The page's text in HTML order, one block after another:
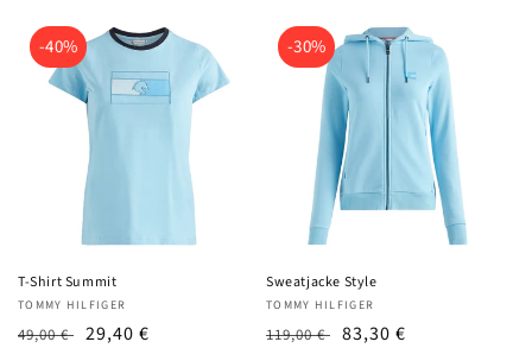
-40%
T-Shirt Summit
Anbieter:
TOMMY HILFIGER
UVP
49,00 € Angebotspreis
29,40 €
-30%
Sweatjacke Style
Anbieter:
TOMMY HILFIGER
UVP
119,00 € Angebotspreis
83,30 €